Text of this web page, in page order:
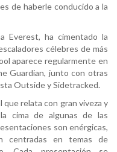
de haberle conducido a la
Everest, ha cimentado la
célebres de más
aparece regularmente en
Guardian, junto con otras
Outside y Sidetracked.
relata con gran viveza y
cima de algunas de las
son enérgicas,
centradas en temas de